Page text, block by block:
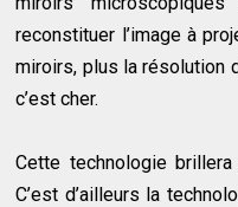
reconstituer l’image à
miroirs, plus la résolution
c’est cher.
Cette technologie
C’est d’ailleurs la